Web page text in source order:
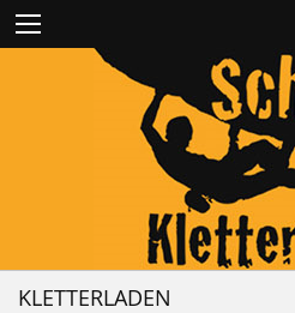
KLETTERLADEN